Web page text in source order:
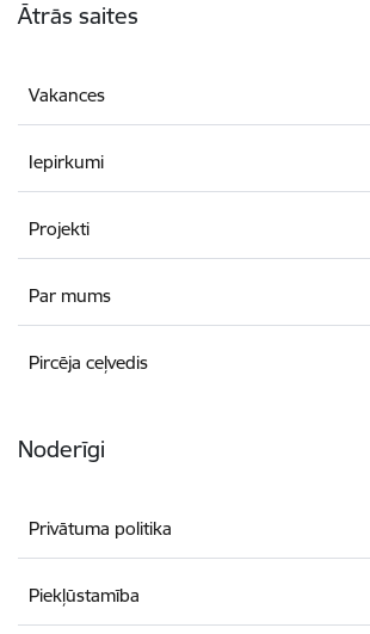
Ātrās saites
Vakances
Iepirkumi
Projekti
Par mums
Pircēja ceļvedis
Noderīgi
Privātuma politika
Piekļūstamība